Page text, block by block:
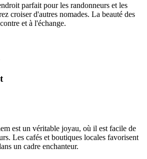
parfait pour les randonneurs et les
croiser d'autres nomades. La beauté des
et à l'échange.
est un véritable joyau, où il est facile de
Les cafés et boutiques locales favorisent
un cadre enchanteur.